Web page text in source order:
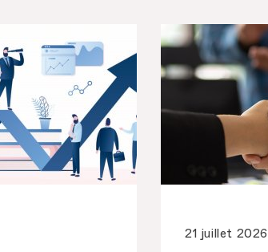
21 juillet 2026